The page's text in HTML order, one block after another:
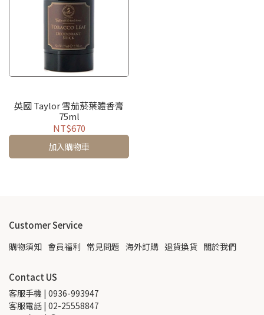
英國 Taylor 雪茄菸葉體香膏
75ml
NT$670
加入購物車
Customer Service
購物須知 會員福利 常見問題 海外訂購 退貨換貨 關於我們
Contact US
客服手機 | 0936-993947
客服電話 | 02-25558847